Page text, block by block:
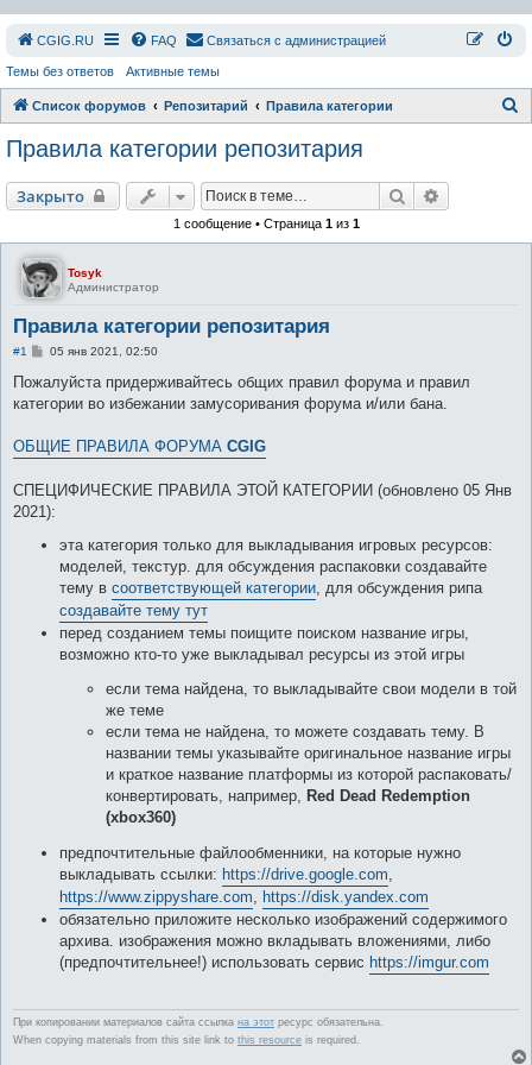
СGIG.RU FAQ Связаться с администрацией
Темы без ответов Активные темы
Список форумов Репозитарий Правила категории
Правила категории репозитария
Закрыто Поиск
1 сообщение • Страница 1из 1
Tosyk
Администратор
Правила категории репозитария
#1
С
о
щ
и
05 янв 2021, 02:50
Пожалуйста придерживайтесь общих правил форума и правил
категории во избежании замусоривания форума и/или бана.
ОБЩИЕ ПРАВИЛА ФОРУМА CGIG
СПЕЦИФИЧЕСКИЕ ПРАВИЛА ЭТОЙ КАТЕГОРИИ (обновлено 05 Янв
2021):
эта категория только для выкладывания игровых ресурсов:
моделей, текстур. для обсуждения распаковки создавайте
тему в соответствующей категории, для обсуждения рипа
создавайте тему тут
перед созданием темы поищите поиском название игры,
возможно кто-то уже выкладывал ресурсы из этой игры
если тема найдена, то выкладывайте свои модели в той
же теме
если тема не найдена, то можете создавать тему. В
названии темы указывайте оригинальное название игры
и краткое название платформы из которой распаковать/
конвертировать, например,
Red Dead Redemption
(xbox360)
предпочтительные файлообменники, на которые нужно
выкладывать ссылки: https://drive.google.com
https://www.zippyshare.com
https://disk.yandex.com
обязательно приложите несколько изображений содержимого
архива. изображения можно вкладывать вложениями, либо
(предпочтительнее!) использовать сервис https://imgur.com
При копировании материалов сайта ссылка на этот ресурс обязательна.
When copying materials from this site link to this resource is required.